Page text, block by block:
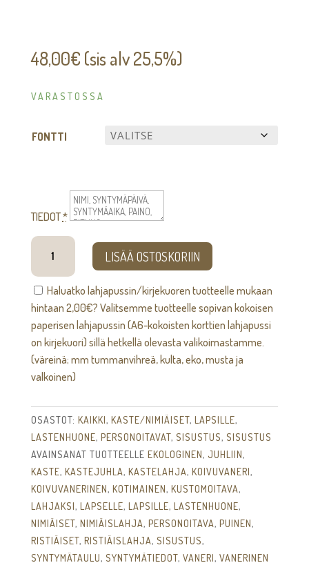
48,00€ (sis alv 25,5%)
VARASTOSSA
FONTTI
TIEDOT*
Malakia
syntymätaulu
määrä
LISÄÄ OSTOSKORIIN
Haluatko lahjapussin/kirjekuoren tuotteelle mukaan
hintaan 2,00€? Valitsemme tuotteelle sopivan kokoisen
paperisen lahjapussin (A6-kokoisten korttien lahjapussi
on kirjekuori) sillä hetkellä olevasta valikoimastamme.
(väreinä; mm tummanvihreä, kulta, eko, musta ja
valkoinen)
OSASTOT: KAIKKI, KASTE/NIMIÄISET, LAPSILLE,
LASTENHUONE, PERSONOITAVAT, SISUSTUS, SISUSTUS
AVAINSANAT TUOTTEELLE EKOLOGINEN, JUHLIIN,
KASTE, KASTEJUHLA, KASTELAHJA, KOIVUVANERI,
KOIVUVANERINEN, KOTIMAINEN, KUSTOMOITAVA,
LAHJAKSI, LAPSELLE, LAPSILLE, LASTENHUONE,
NIMIÄISET, NIMIÄISLAHJA, PERSONOITAVA, PUINEN,
RISTIÄISET, RISTIÄISLAHJA, SISUSTUS,
SYNTYMÄTAULU, SYNTYMÄTIEDOT, VANERI, VANERINEN